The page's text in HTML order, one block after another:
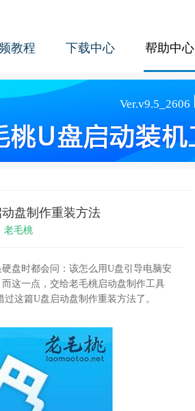
教程 下载中心 帮助中心
盘制作重装方法
老毛桃
盘时都会问：该怎么用U盘引导电脑安
这一点，交给老毛桃启动盘制作工具
这篇U盘启动盘制作重装方法了。